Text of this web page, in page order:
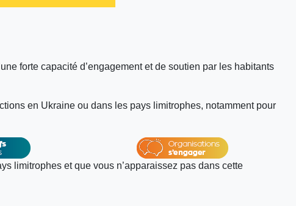
forte capacité d’engagement et de soutien par les habitants
en Ukraine ou dans les pays limitrophes, notamment pour
limitrophes et que vous n’apparaissez pas dans cette